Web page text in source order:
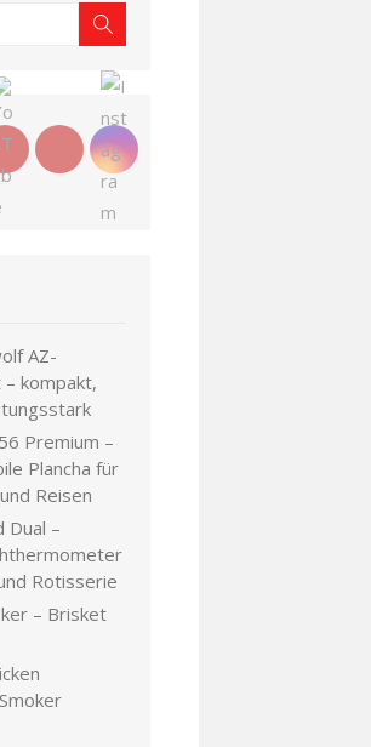
AZ-
kompakt,
Premium –
Plancha für
Reisen
Dual –
Rotisserie
– Brisket